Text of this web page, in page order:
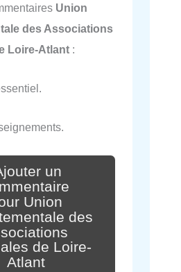
Union
des Associations
Loire-Atlant :
un
Union
des
de Loire-
Atlant